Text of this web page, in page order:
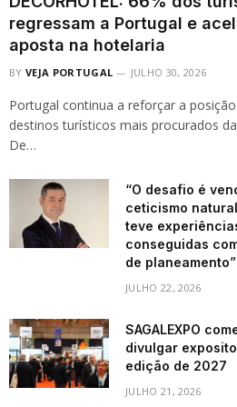
regressam a Portugal e
aposta na hotelaria
BY VEJA PORTUGAL JULHO 30, 2026
Portugal continua a reforçar a
destinos turísticos mais procurados
De…
“O desafio é
ceticismo
teve
conseguidas
de planeamento”
JULHO 22, 2026
SAGALEXPO
divulgar
edição de 2027
JULHO 21, 2026